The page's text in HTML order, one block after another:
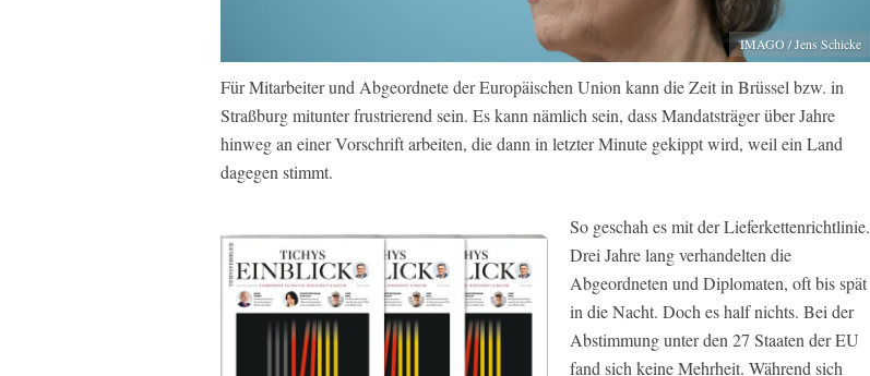
IMAGO / Jens Schicke
Für Mitarbeiter und Abgeordnete der Europäischen Union kann die Zeit in Brüssel bzw. in
Straßburg mitunter frustrierend sein. Es kann nämlich sein, dass Mandatsträger über Jahre
hinweg an einer Vorschrift arbeiten, die dann in letzter Minute gekippt wird, weil ein Land
dagegen stimmt.
So geschah es mit der Lieferkettenrichtlinie.
Drei Jahre lang verhandelten die
Abgeordneten und Diplomaten, oft bis spät
in die Nacht. Doch es half nichts. Bei der
Abstimmung unter den 27 Staaten der EU
fand sich keine Mehrheit. Während sich